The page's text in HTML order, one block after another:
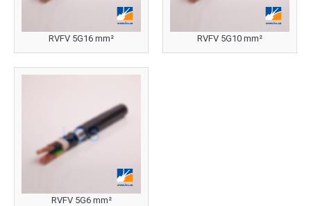
RVFV 5G16 mm² RVFV 5G10 mm²
RVFV 5G6 mm²